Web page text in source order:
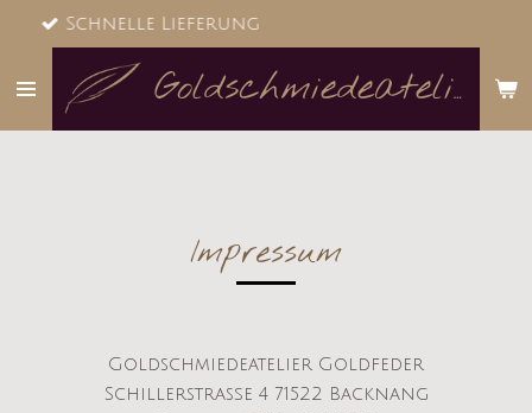
Zum
springen
Goldschmiedeatelier Goldfeder
Impressum
Goldschmiedeatelier Goldfeder
Schillerstraße 4 71522 Backnang